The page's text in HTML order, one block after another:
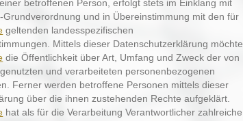
betroffenen Person, erfolgt stets im Einklang mit
Grundverordnung und in Übereinstimmung mit den für
geltenden landesspezifischen
Mittels dieser Datenschutzerklärung möchte
die Öffentlichkeit über Art, Umfang und Zweck der von
und verarbeiteten personenbezogenen
Ferner werden betroffene Personen mittels dieser
über die ihnen zustehenden Rechte aufgeklärt.
hat als für die Verarbeitung Verantwortlicher zahlreiche